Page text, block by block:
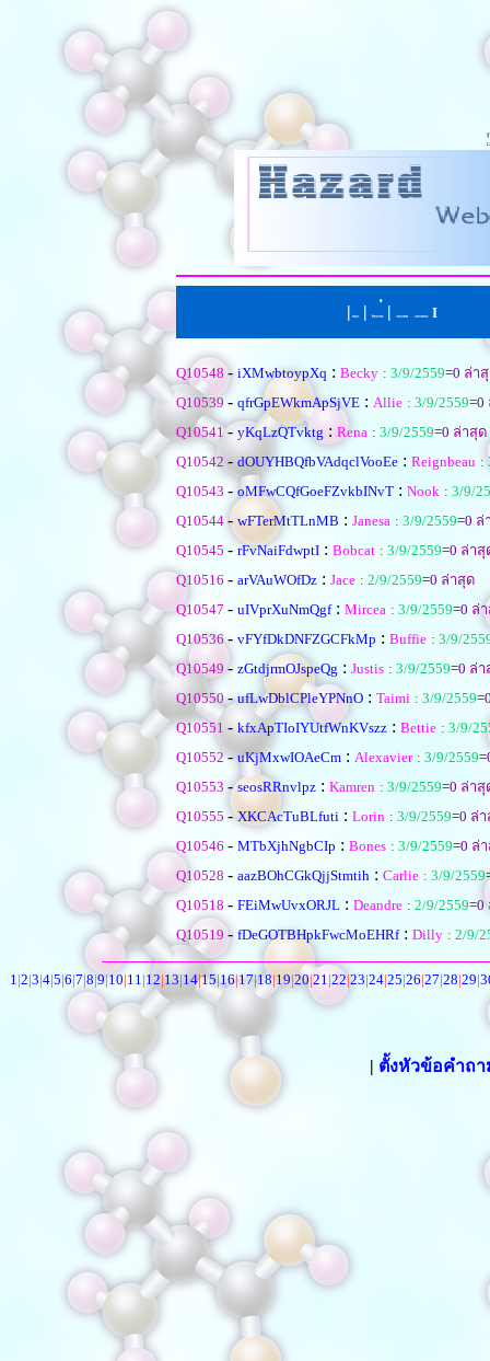
| | ่ | I
Q10548 - iXMwbtoypXq : Becky : 3/9/2559=0 ล่า
Q10539 - qfrGpEWkmApSjVE : Allie : 3/9/2559=0
Q10541- yKqLzQTvktg : Rena : 3/9/2559=0 ล่าสุด
Q10542 -dOUYHBQfbVAdqclVooEe : Reignbeau :
Q10543 - oMFwCQfGoeFZvkbINvT : Nook : 3/9/
Q10544 - wFTerMtTLnMB : Janesa : 3/9/2559=0 ล่
Q10545 - rFvNaiFdwptI : Bobcat : 3/9/2559=0 ล่าสุ
Q10516 - arVAuWOfDz : Jace : 2/9/2559=0 ล่าสุด
Q10547 - uIVprXuNmQgf: Mircea : 3/9/2559=0 ล่
Q10536- vFYfDkDNFZGCFkMp : Buffie : 3/9/
Q10549 - zGtdjrmOJspeQg : Justis : 3/9/2559=0 ล่า
Q10550-ufLwDblCPleYPNnO : Taimi : 3/9/2559=
Q10551 - kfxApTIoIYUtfWnKVszz : Bettie : 3/9/
Q10552-uKjMxwIOAeCm : Alexavier : 3/9/2559=
Q10553 -seosRRnvlpz : Kamren : 3/9/2559=0 ล่าสุ
Q10555 -XKCAcTuBLfuti : Lorin : 3/9/2559=0 ล่
Q10546 - MTbXjhNgbCIp : Bones : 3/9/2559=0 ล่
Q10528 - aazBOhCGkQjjStmtih : Carlie : 3/9/2559
Q10518 - FEiMwUvxORJL : Deandre : 2/9/2559=0
Q10519 - fDeGOTBHpkFwcMoEHRf: Dilly : 2/9/
1|2|3|4|5|6|7|8|9|10|11|12|13|14|15|16|17|18|19|20|21|22|23|24|25|26|27|28|29|
| ตั้งหัวข้อคำถ